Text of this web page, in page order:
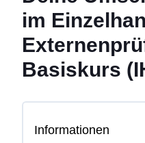
im
Basiskurs
Informationen